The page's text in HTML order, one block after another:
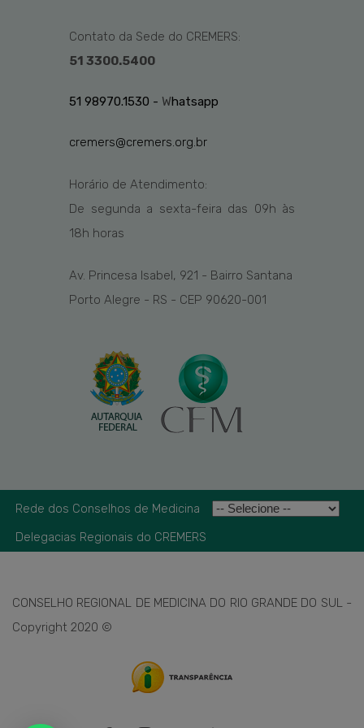
Contato da Sede do CREMERS:
51 3300.5400
51 98970.1530 - Whatsapp
cremers@cremers.org.br
Horário de Atendimento:
De segunda a sexta-feira das 09h às
18h horas
Av. Princesa Isabel, 921 - Bairro Santana
Porto Alegre - RS - CEP 90620-001
Rede dos Conselhos de Medicina
Delegacias Regionais do CREMERS
CONSELHO REGIONAL DE MEDICINA DO RIO GRANDE DO SUL -
Copyright 2020 ©